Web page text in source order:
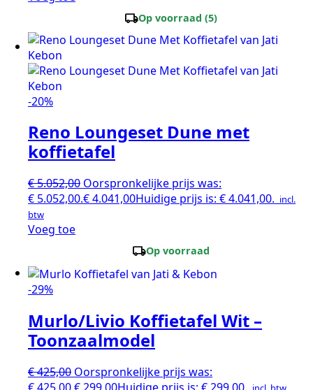
local_shippingOp voorraad (5)
-20%
Reno Loungeset Dune met
koffietafel
€5.052,00 Oorspronkelijke prijs was:
€ 5.052,00.€4.041,00Huidige prijs is: € 4.041,00. incl.
btw
Voeg toe
local_shippingOp voorraad
-29%
Murlo/Livio Koffietafel Wit –
Toonzaalmodel
€425,00 Oorspronkelijke prijs was: